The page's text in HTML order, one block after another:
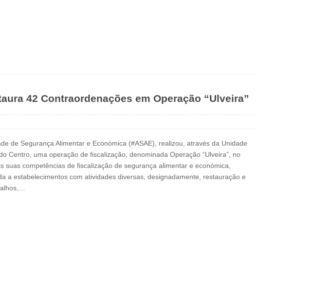
42 Contraordenações em Operação “Ulveira”
de Segurança Alimentar e Económica (#ASAE), realizou, através da Unidade
Centro, uma operação de fiscalização, denominada Operação “Ulveira”, no
suas competências de fiscalização de segurança alimentar e económica,
a estabelecimentos com atividades diversas, designadamente, restauração e